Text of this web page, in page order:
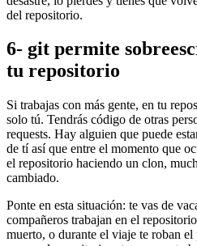
del repositorio.
6- git permite
tu repositorio
Si trabajas con más gente, en tu
solo tú. Tendrás código de otras
requests. Hay alguien que puede
de tí así que entre el momento que
el repositorio haciendo un clon,
cambiado.
Ponte en esta situación: te vas de
compañeros trabajan en el
muerto, o durante el viaje te roban